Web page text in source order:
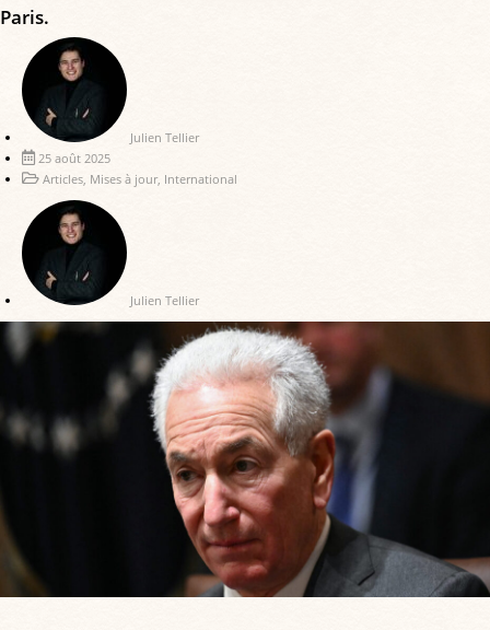
Paris.
Julien Tellier
25 août 2025
Articles, Mises à jour, International
Julien Tellier